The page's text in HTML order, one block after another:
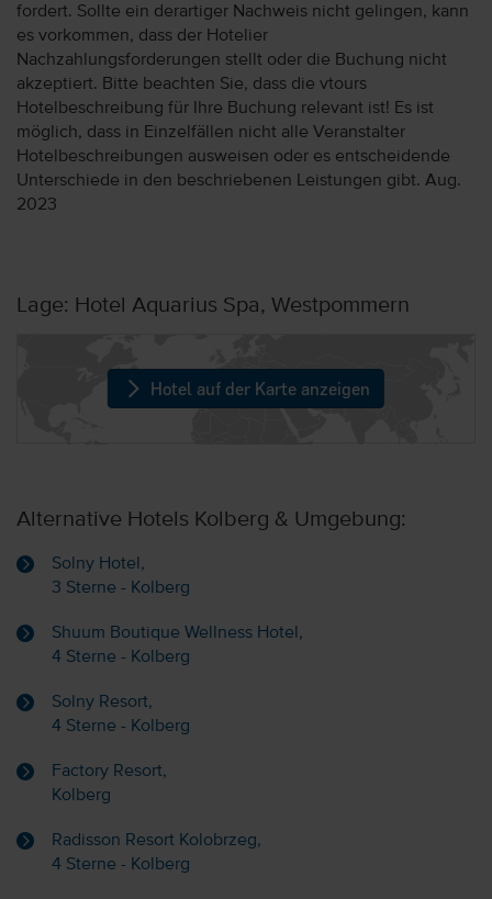
fordert. Sollte ein derartiger Nachweis nicht gelingen, kann
es vorkommen, dass der Hotelier
Nachzahlungsforderungen stellt oder die Buchung nicht
akzeptiert. Bitte beachten Sie, dass die vtours
Hotelbeschreibung für Ihre Buchung relevant ist! Es ist
möglich, dass in Einzelfällen nicht alle Veranstalter
Hotelbeschreibungen ausweisen oder es entscheidende
Unterschiede in den beschriebenen Leistungen gibt. Aug.
2023
Lage: Hotel Aquarius Spa, Westpommern
Hotel auf der Karte anzeigen
Alternative Hotels Kolberg & Umgebung:
Solny Hotel,
3 Sterne - Kolberg
Shuum Boutique Wellness Hotel,
4 Sterne - Kolberg
Solny Resort,
4 Sterne - Kolberg
Factory Resort,
Kolberg
Radisson Resort Kolobrzeg,
4 Sterne - Kolberg